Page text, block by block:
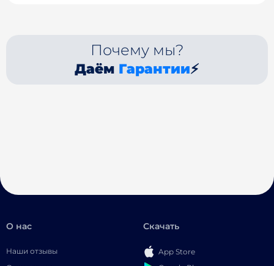
Почему мы?
Даём Гарантии⚡
О нас
Наши отзывы
Скачать
App Store